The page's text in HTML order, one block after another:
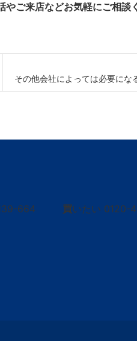
ご来店などお気軽にご相談
その他会社によっては必要にな
664 買いたい 0120-